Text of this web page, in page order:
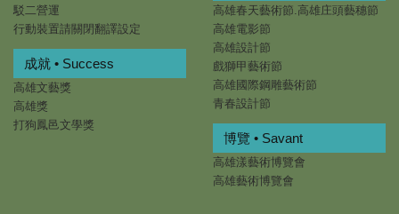
駁二營運
行動裝置請關閉翻譯設定
高雄春天藝術節.高雄庄頭藝穗節
高雄電影節
高雄設計節
戲獅甲藝術節
高雄國際鋼雕藝術節
青春設計節
成就 • Success
高雄文藝獎
高雄獎
打狗鳳邑文學獎
博覽 • Savant
高雄漾藝術博覽會
高雄藝術博覽會